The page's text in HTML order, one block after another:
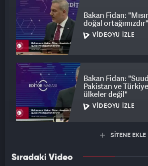
Bakan Fidan:
doğal ortağımızdır"
VIDEOYU İZLE
Bakan Fidan:
Pakistan ve
ülkeler değil"
VIDEOYU İZLE
SİTENE EKLE
Sıradaki Video